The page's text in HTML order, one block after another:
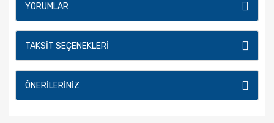
YORUMLAR
TAKSIT SEÇENEKLERI
ÖNERILERINIZ